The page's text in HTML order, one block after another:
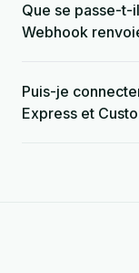
Que se passe-t-
Webhook
Puis-je
Express et